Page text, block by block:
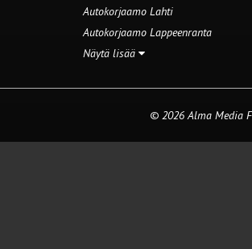
Autokorjaamo Lahti
Autokorjaamo Lappeenranta
Näytä lisää
© 2026 Alma Media